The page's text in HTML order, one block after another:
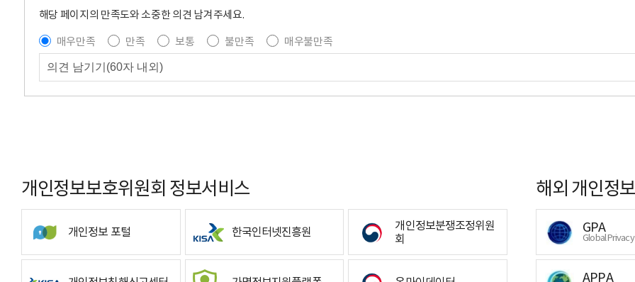
해당 페이지의 만족도와 소중한 의견 남겨주세요.
매우만족
만족 보통 불만족 매우불만족
개인정보보호위원회 정보서비스
개인정보 포털 한국인터넷진흥원
개인정보분쟁조정위원
회
해외 개인정
GPA
Global
APPA